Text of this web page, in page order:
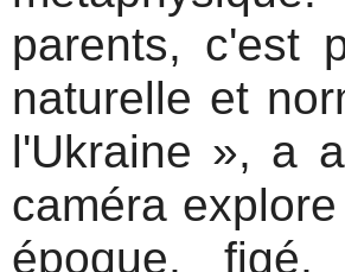
parents, c'est
naturelle et
l'Ukraine », a
caméra
époque,